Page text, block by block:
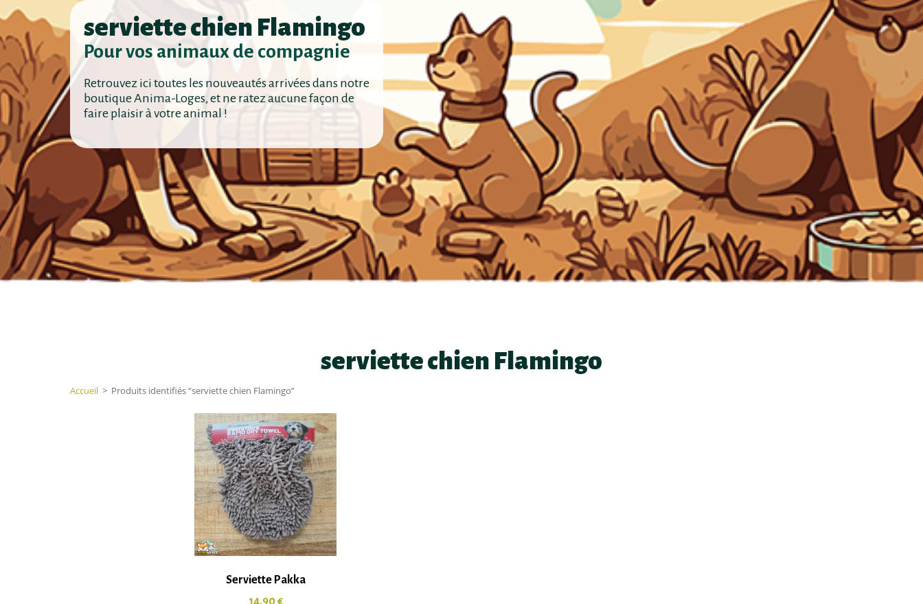
serviette chien Flamingo
Pour vos animaux de compagnie
Retrouvez ici toutes les nouveautés arrivées dans notre
boutique Anima-Loges, et ne ratez aucune façon de
faire plaisir à votre animal !
serviette chien Flamingo
Accueil > Produits identifiés “serviette chien Flamingo”
Serviette Pakka
14,90€